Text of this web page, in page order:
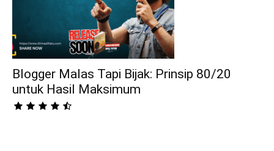
Blogger Malas Tapi Bijak: Prinsip 80/20
untuk Hasil Maksimum